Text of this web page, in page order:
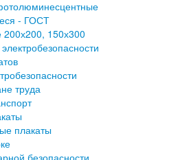
- ГОСТ
200х200, 150х300
труда
плакаты